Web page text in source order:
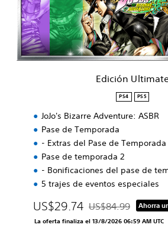
n
U
t
i
m
Edición
PS4 PS5
JoJo's Bizarre Adventure: ASBR
Pase de Temporada
- Extras del Pase de Temporada
Pase de temporada 2
- Bonificaciones del pase de
5 trajes de eventos especiales
US$29.74 Rebajado del precio
US$84.99 Ahorra
La oferta finaliza el 13/8/2026 06:59 AM UTC